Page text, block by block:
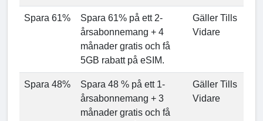
Spara 61%
Spara 61% på ett 2-
årsabonnemang + 4
månader gratis och få
5GB rabatt på eSIM.
Gäller Tills
Vidare
Spara 48%
Spara 48 % på ett 1-
årsabonnemang + 3
månader gratis och få
Gäller Tills
Vidare